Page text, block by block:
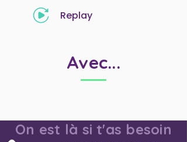
Replay
Avec...
On est là si t'as besoin